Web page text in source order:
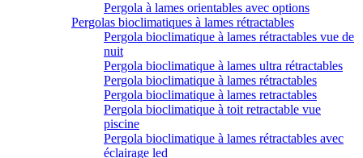
Pergola à lames orientables avec options
Pergolas bioclimatiques à lames rétractables
Pergola bioclimatique à lames rétractables vue de
nuit
Pergola bioclimatique à lames ultra rétractables
Pergola bioclimatique à lames rétractables
Pergola bioclimatique à lames retractables
Pergola bioclimatique à toit retractable vue
piscine
Pergola bioclimatique à lames rétractables avec
éclairage led